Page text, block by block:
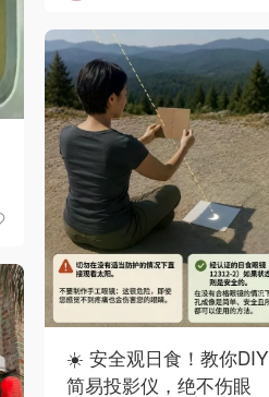
☀️ 安全观日食！教你DIY
简易投影仪，绝不伤眼